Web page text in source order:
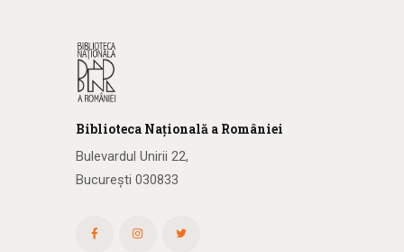
Biblioteca Națională a României
Bulevardul Unirii 22,
București 030833